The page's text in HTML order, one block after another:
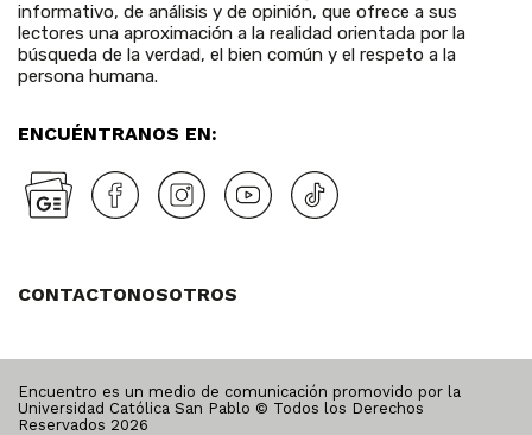
informativo, de análisis y de opinión, que ofrece a sus
lectores una aproximación a la realidad orientada por la
búsqueda de la verdad, el bien común y el respeto a la
persona humana.
ENCUÉNTRANOS EN:
CONTACTONOSOTROS
Encuentro es un medio de comunicación promovido por la
Universidad Católica San Pablo © Todos los Derechos
Reservados 2026